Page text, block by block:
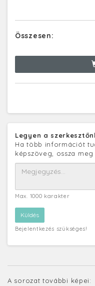
Összesen:
Legyen a
Ha több információt
képszöveg, ossza meg
Max. 1000 karakter
Bejelentkezés szükséges!
A sorozat további képei: